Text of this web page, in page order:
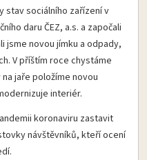
stav sociálního zařízení v
daru ČEZ, a.s. a započali
jsme novou jímku a odpady,
V příštím roce chystáme
jaře položíme novou
interiér.
koronaviru zastavit
návštěvníků, kteří ocení